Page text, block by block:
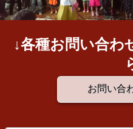
↓各種お問い合わ
お問い合